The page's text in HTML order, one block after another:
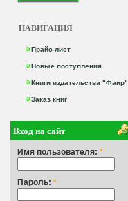
НАВИГАЦИЯ
Прайс-лист
Новые поступления
Книги издательства "Фаир"
Заказ книг
Вход на сайт
Имя пользователя: *
Пароль: *